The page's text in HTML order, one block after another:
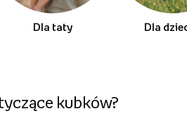
Dla taty Dla
kubków?